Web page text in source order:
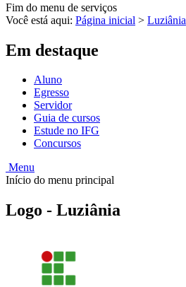
Fim do menu de serviços
Você está aqui: Página inicial > Luziânia
Em destaque
Aluno
Egresso
Servidor
Guia de cursos
Estude no IFG
Concursos
Menu
Início do menu principal
Logo - Luziânia